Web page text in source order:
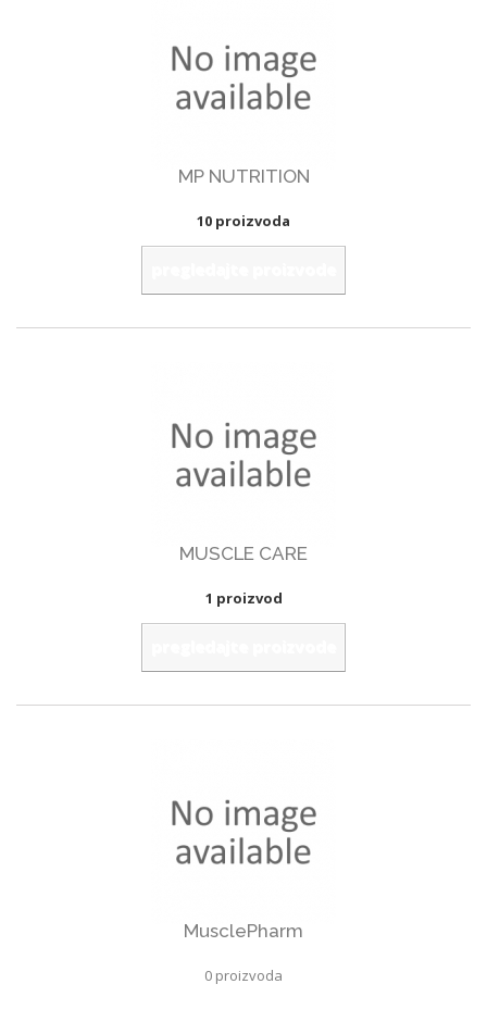
MP NUTRITION
10 proizvoda
MUSCLE CARE
1 proizvod
MusclePharm
0 proizvoda